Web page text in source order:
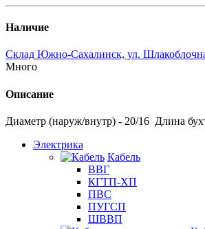
Наличие
Склад Южно-Сахалинск, ул.
Много
Описание
Диаметр (наруж/внутр) - 20/16 Длина
Электрика
Кабель
ВВГ
КГТП-ХП
ПВС
ПУГСП
ШВВП